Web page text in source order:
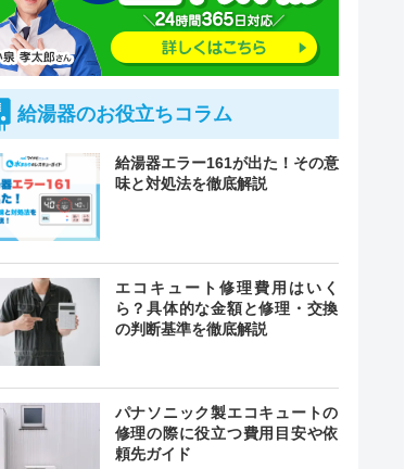
緊急駆けつけ
最短20分
給湯器のお役立ちコラム
給湯器エラー161が出た！その意
味と対処法を徹底解説
エコキュート修理費用はいく
ら？具体的な金額と修理・交換
の判断基準を徹底解説
パナソニック製エコキュートの
修理の際に役立つ費用目安や依
頼先ガイド